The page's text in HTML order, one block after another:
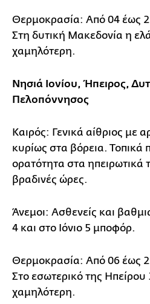
Θερμοκρασία: Από 04 έως
Στη δυτική Μακεδονία η
χαμηλότερη.
Νησιά Ιονίου, Ήπειρος,
Πελοπόννησος
Καιρός: Γενικά αίθριος με
κυρίως στα βόρεια. Τοπικά
ορατότητα στα ηπειρωτικά
βραδινές ώρες.
Άνεμοι: Ασθενείς και
4 και στο Ιόνιο 5 μποφόρ.
Θερμοκρασία: Από 06 έως
Στο εσωτερικό της
χαμηλότερη.